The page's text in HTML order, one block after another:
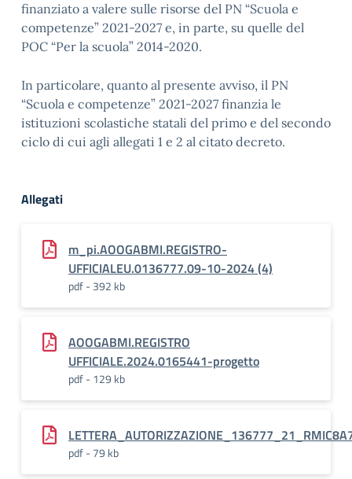
finanziato a valere sulle risorse del PN “Scuola e
competenze” 2021-2027 e, in parte, su quelle del
POC “Per la scuola” 2014-2020.
In particolare, quanto al presente avviso, il PN
“Scuola e competenze” 2021-2027 finanzia le
istituzioni scolastiche statali del primo e del secondo
ciclo di cui agli allegati 1 e 2 al citato decreto.
Allegati
m_pi.AOOGABMI.REGISTRO-
UFFICIALEU.0136777.09-10-2024 (4)
pdf - 392 kb
AOOGABMI.REGISTRO
UFFICIALE.2024.0165441-progetto
pdf - 129 kb
pdf - 79 kb